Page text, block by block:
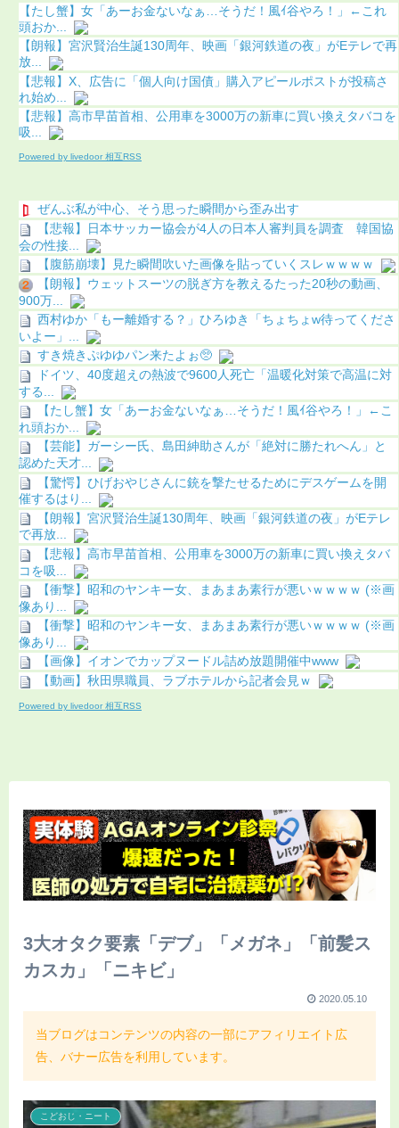
【たし蟹】女「あーお金ないなぁ…そうだ！風ｲ谷やろ！」←これ
頭おか...
【朗報】宮沢賢治生誕130周年、映画「銀河鉄道の夜」がEテレで再
放...
【悲報】X、広告に「個人向け国債」購入アピールポストが投稿さ
れ始め...
【悲報】高市早苗首相、公用車を3000万の新車に買い換えタバコを
吸...
Powered by livedoor 相互RSS
ぜんぶ私が中心、そう思った瞬間から歪み出す
【悲報】日本サッカー協会が4人の日本人審判員を調査 韓国協
会の性接...
【腹筋崩壊】見た瞬間吹いた画像を貼っていくスレｗｗｗｗ
【朗報】ウェットスーツの脱ぎ方を教えるたった20秒の動画、
900万...
西村ゆか「もー離婚する？」ひろゆき「ちょちょw待ってくださ
いよー」...
すき焼きぷゆゆパン来たよぉ🥺
ドイツ、40度超えの熱波で9600人死亡「温暖化対策で高温に対
する...
【たし蟹】女「あーお金ないなぁ…そうだ！風ｲ谷やろ！」←こ
れ頭おか...
【芸能】ガーシー氏、島田紳助さんが「絶対に勝たれへん」と
認めた天才...
【驚愕】ひげおやじさんに銃を撃たせるためにデスゲームを開
催するはり...
【朗報】宮沢賢治生誕130周年、映画「銀河鉄道の夜」がEテレ
で再放...
【悲報】高市早苗首相、公用車を3000万の新車に買い換えタバ
コを吸...
【衝撃】昭和のヤンキー女、まあまあ素行が悪いｗｗｗｗ (※画
像あり...
【衝撃】昭和のヤンキー女、まあまあ素行が悪いｗｗｗｗ (※画
像あり...
【画像】イオンでカップヌードル詰め放題開催中www
【動画】秋田県職員、ラブホテルから記者会見ｗ
Powered by livedoor 相互RSS
3大オタク要素「デブ」「メガネ」「前髪ス
カスカ」「ニキビ」
2020.05.10
当ブログはコンテンツの内容の一部にアフィリエイト広
告、バナー広告を利用しています。
こどおじ・ニート